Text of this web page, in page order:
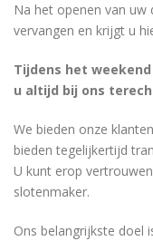
Na het openen van
vervangen en krijgt u
Tijdens het
u altijd bij ons
We bieden onze
bieden tegelijkertijd
U kunt erop
slotenmaker.
Ons belangrijkste doel